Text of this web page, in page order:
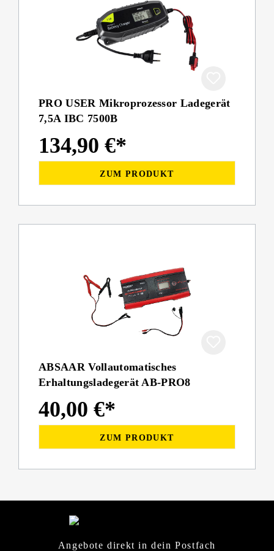
PRO USER Mikroprozessor Ladegerät
7,5A IBC 7500B
134,90 €*
ZUM PRODUKT
ABSAAR Vollautomatisches
Erhaltungsladegerät AB-PRO8
40,00 €*
ZUM PRODUKT
Angebote direkt in dein Postfach